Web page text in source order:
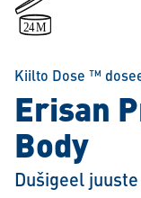
Kiilto Dose ™
Erisan
Body
Dušigeel